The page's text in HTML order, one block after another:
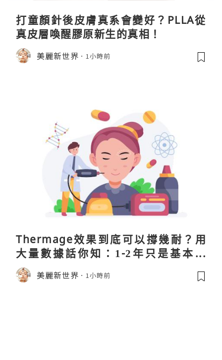
打童顏針後皮膚真系會變好？PLLA從
真皮層喚醒膠原新生的真相！
美麗新世界 1小時前
Thermage效果到底可以撐幾耐？用
大量數據話你知：1-2年只是基本操
作！
美麗新世界 1小時前